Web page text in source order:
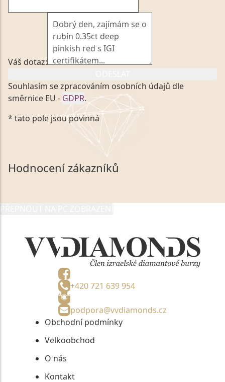
Váš dotaz:
Souhlasím se zpracováním osobních údajů dle
směrnice EU - GDPR.
Kliknutím na výše uvedený odkaz, v souladu se
zákonem č. 101/2000 Sb. v platném znění výslovně
souhlasím se zpracováním a uchováním veškerých
mých osobních údajů, které poskytuji prostřednictvím
společnosti VVDiamonds s.r.o., IČO: 05892481. Tyto
údaje poskytuji společnosti VVDiamonds s.r.o., IČO:
* tato pole jsou povinná
Hodnocení zákazníků
+420 721 639 954
podpora@vvdiamonds.cz
Obchodní podmínky
Velkoobchod
O nás
Kontakt